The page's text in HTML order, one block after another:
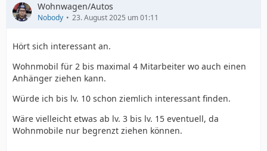
Wohnwagen/Autos
Nobody 23. August 2025 um 01:11
Hört sich interessant an.
Wohnmobil für 2 bis maximal 4 Mitarbeiter wo auch einen
Anhänger ziehen kann.
Würde ich bis lv. 10 schon ziemlich interessant finden.
Wäre vielleicht etwas ab lv. 3 bis lv. 15 eventuell, da
Wohnmobile nur begrenzt ziehen können.